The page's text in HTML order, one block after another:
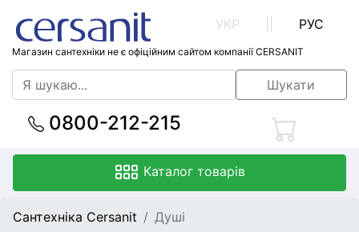
Магазин сантехніки не є офіційним сайтом компанії CERSANIT
УКР РУС
Шукати
0800-212-215
Каталог товарів
Сантехніка Cersanit Душі